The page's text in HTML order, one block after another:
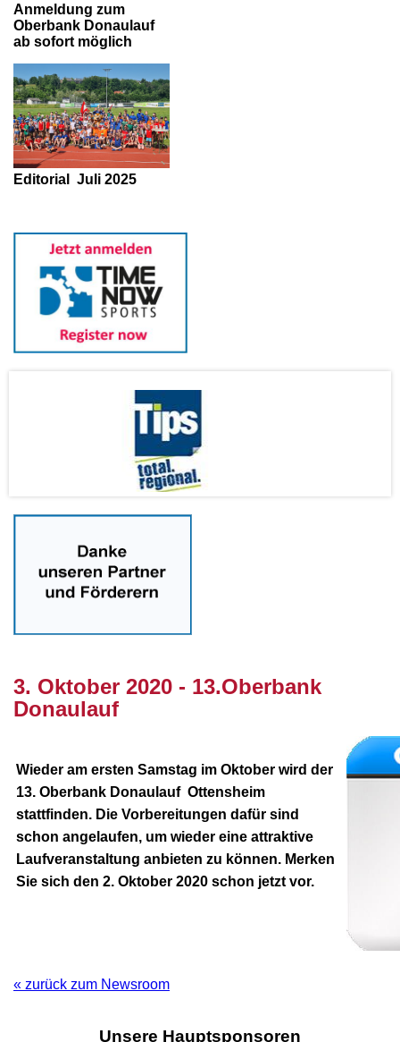
Anmeldung zum
Oberbank Donaulauf
ab sofort möglich
Editorial Juli 2025
3. Oktober 2020 - 13.Oberbank
Donaulauf
Wieder am ersten Samstag im Oktober wird der
13. Oberbank Donaulauf Ottensheim
stattfinden. Die Vorbereitungen dafür sind
schon angelaufen, um wieder eine attraktive
Laufveranstaltung anbieten zu können. Merken
Sie sich den 2. Oktober 2020 schon jetzt vor.
« zurück zum Newsroom
Unsere Hauptsponsoren